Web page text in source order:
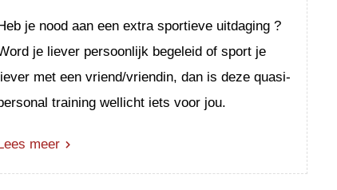
je nood aan een extra sportieve uitdaging ?
je liever persoonlijk begeleid of sport je
met een vriend/vriendin, dan is deze quasi-
training wellicht iets voor jou.
meer